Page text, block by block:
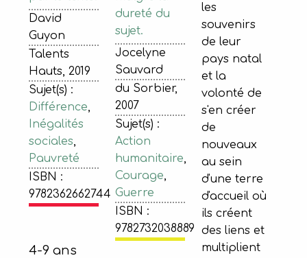
David
Guyon
Talents
Hauts, 2019
Sujet(s) :
Différence,
Inégalités
sociales,
Pauvreté
ISBN :
9782362662744
dureté du
sujet.
Jocelyne
Sauvard
du Sorbier,
2007
Sujet(s) :
Action
humanitaire,
Courage,
Guerre
ISBN :
9782732038889
les
souvenirs
de leur
pays natal
et la
volonté de
s'en créer
de
nouveaux
au sein
d'une terre
d'accueil où
ils créent
des liens et
multiplient
4-9 ans